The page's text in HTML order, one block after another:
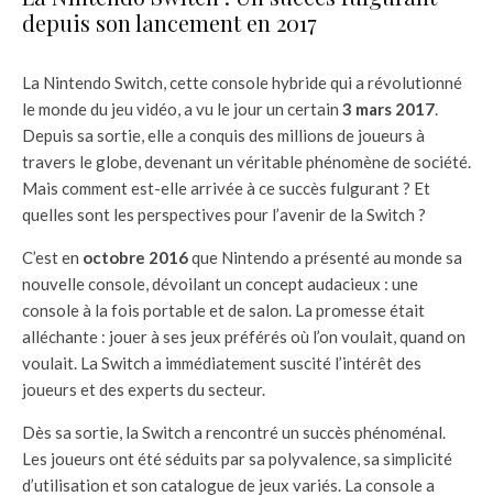
depuis son lancement en 2017
La Nintendo Switch, cette console hybride qui a révolutionné
le monde du jeu vidéo, a vu le jour un certain 3 mars 2017.
Depuis sa sortie, elle a conquis des millions de joueurs à
travers le globe, devenant un véritable phénomène de société.
Mais comment est-elle arrivée à ce succès fulgurant ? Et
quelles sont les perspectives pour l’avenir de la Switch ?
C’est en octobre 2016que Nintendo a présenté au monde sa
nouvelle console, dévoilant un concept audacieux : une
console à la fois portable et de salon. La promesse était
alléchante : jouer à ses jeux préférés où l’on voulait, quand on
voulait. La Switch a immédiatement suscité l’intérêt des
joueurs et des experts du secteur.
Dès sa sortie, la Switch a rencontré un succès phénoménal.
Les joueurs ont été séduits par sa polyvalence, sa simplicité
d’utilisation et son catalogue de jeux variés. La console a